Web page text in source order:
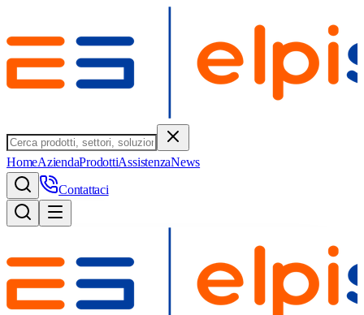
HomeAziendaProdottiAssistenzaNews
Contattaci